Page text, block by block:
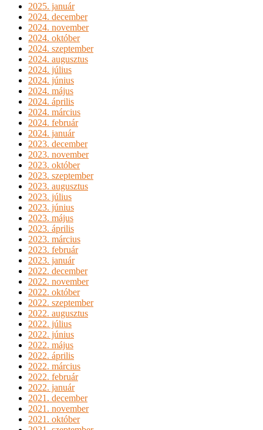
2025. január
2024. december
2024. november
2024. október
2024. szeptember
2024. augusztus
2024. július
2024. június
2024. május
2024. április
2024. március
2024. február
2024. január
2023. december
2023. november
2023. október
2023. szeptember
2023. augusztus
2023. július
2023. június
2023. május
2023. április
2023. március
2023. február
2023. január
2022. december
2022. november
2022. október
2022. szeptember
2022. augusztus
2022. július
2022. június
2022. május
2022. április
2022. március
2022. február
2022. január
2021. december
2021. november
2021. október